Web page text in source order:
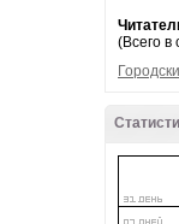
(Всего в